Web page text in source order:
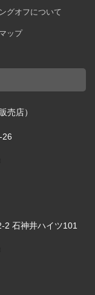
グオフについて
ップ
売店）
26
2 石神井ハイツ101